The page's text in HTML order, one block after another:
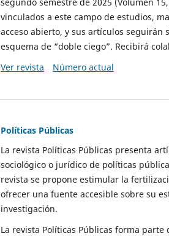
vinculados a este campo de estudios,
acceso abierto, y sus artículos seguirán
esquema de “doble ciego”. Recibirá
Ver revista
Número actual
Políticas Públicas
La revista Políticas Públicas presenta
sociológico o jurídico de políticas
revista se propone estimular la
ofrecer una fuente accesible sobre su
investigación.
La revista Políticas Públicas forma